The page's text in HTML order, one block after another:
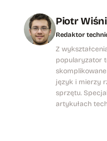
Piotr
Redaktor
Z
popularyzator
język i mierzy
sprzętu.
artykułach